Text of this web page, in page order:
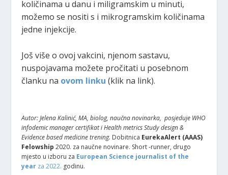
količinama u danu i miligramskim u minuti,
možemo se nositi s i mikrogramskim količinama
jedne injekcije.
Još više o ovoj vakcini, njenom sastavu,
nuspojavama možete pročitati u posebnom
članku na ovom linku (klik na link).
Autor: Jelena Kalinić, MA, biolog, naučna novinarka, posjeduje WHO
infodemic manager certifikat i Health metrics Study design &
Evidence based medicine trening. Dobitnica EurekaAlert (AAAS)
Felowship 2020. za naučne novinare. Short -runner, drugo
mjesto u izboru za European Science journalist of the
year za 2022. godinu.